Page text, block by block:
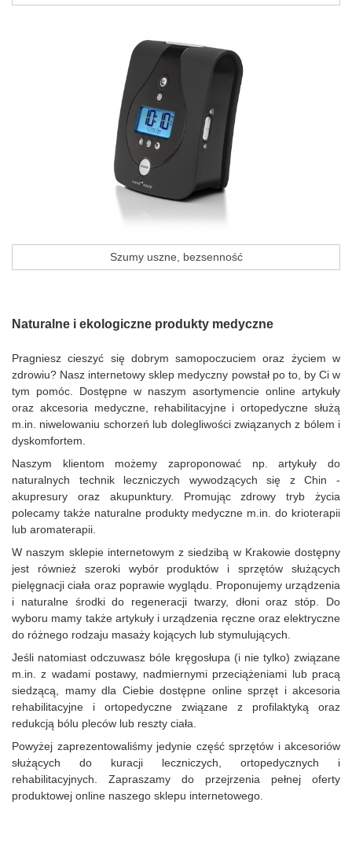
Szumy uszne, bezsenność
Naturalne i ekologiczne produkty medyczne
Pragniesz cieszyć się dobrym samopoczuciem oraz życiem w
zdrowiu? Nasz internetowy sklep medyczny powstał po to, by Ci w
tym pomóc. Dostępne w naszym asortymencie online artykuły
oraz akcesoria medyczne, rehabilitacyjne i ortopedyczne służą
m.in. niwelowaniu schorzeń lub dolegliwości związanych z bólem i
dyskomfortem.
Naszym klientom możemy zaproponować np. artykuły do
naturalnych technik leczniczych wywodzących się z Chin -
akupresury oraz akupunktury. Promując zdrowy tryb życia
polecamy także naturalne produkty medyczne m.in. do krioterapii
lub aromaterapii.
W naszym sklepie internetowym z siedzibą w Krakowie dostępny
jest również szeroki wybór produktów i sprzętów służących
pielęgnacji ciała oraz poprawie wyglądu. Proponujemy urządzenia
i naturalne środki do regeneracji twarzy, dłoni oraz stóp. Do
wyboru mamy także artykuły i urządzenia ręczne oraz elektryczne
do różnego rodzaju masaży kojących lub stymulujących.
Jeśli natomiast odczuwasz bóle kręgosłupa (i nie tylko) związane
m.in. z wadami postawy, nadmiernymi przeciążeniami lub pracą
siedzącą, mamy dla Ciebie dostępne online sprzęt i akcesoria
rehabilitacyjne i ortopedyczne związane z profilaktyką oraz
redukcją bólu pleców lub reszty ciała.
Powyżej zaprezentowaliśmy jedynie część sprzętów i akcesoriów
służących do kuracji leczniczych, ortopedycznych i
rehabilitacyjnych. Zapraszamy do przejrzenia pełnej oferty
produktowej online naszego sklepu internetowego.